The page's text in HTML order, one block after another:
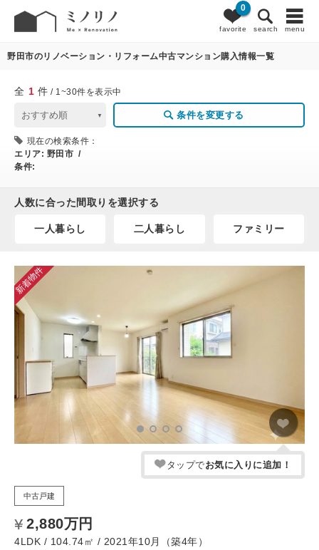
favorite
0
search menu
1 条件変更
野田市のリノベーション・リフォーム中古マンション購入情報一覧
全 1 件 / 1~30件を表示中
条件を変更する
現在の検索条件：
エリア: 野田市 /
条件:
人数に合った間取りを選択する
一人暮らし 二人暮らし ファミリー
新着物件
タップでお気に入りに追加！
中古戸建
2,880万円
4LDK / 104.74㎡ / 2021年10月（築4年）